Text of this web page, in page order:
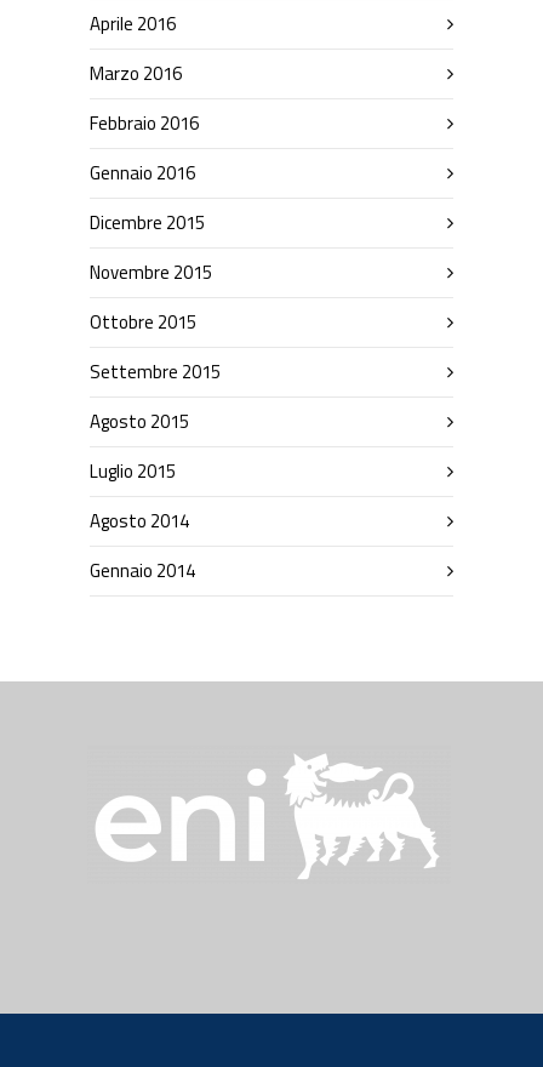
Aprile 2016
Marzo 2016
Febbraio 2016
Gennaio 2016
Dicembre 2015
Novembre 2015
Ottobre 2015
Settembre 2015
Agosto 2015
Luglio 2015
Agosto 2014
Gennaio 2014